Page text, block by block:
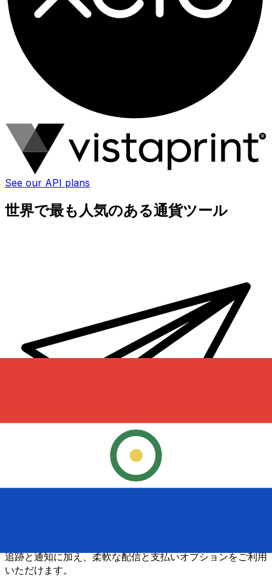
See our API plans
世界で最も人気のある通貨ツール
追跡と通知に加え、柔軟な配信と支払いオプションをご利用
いただけます。